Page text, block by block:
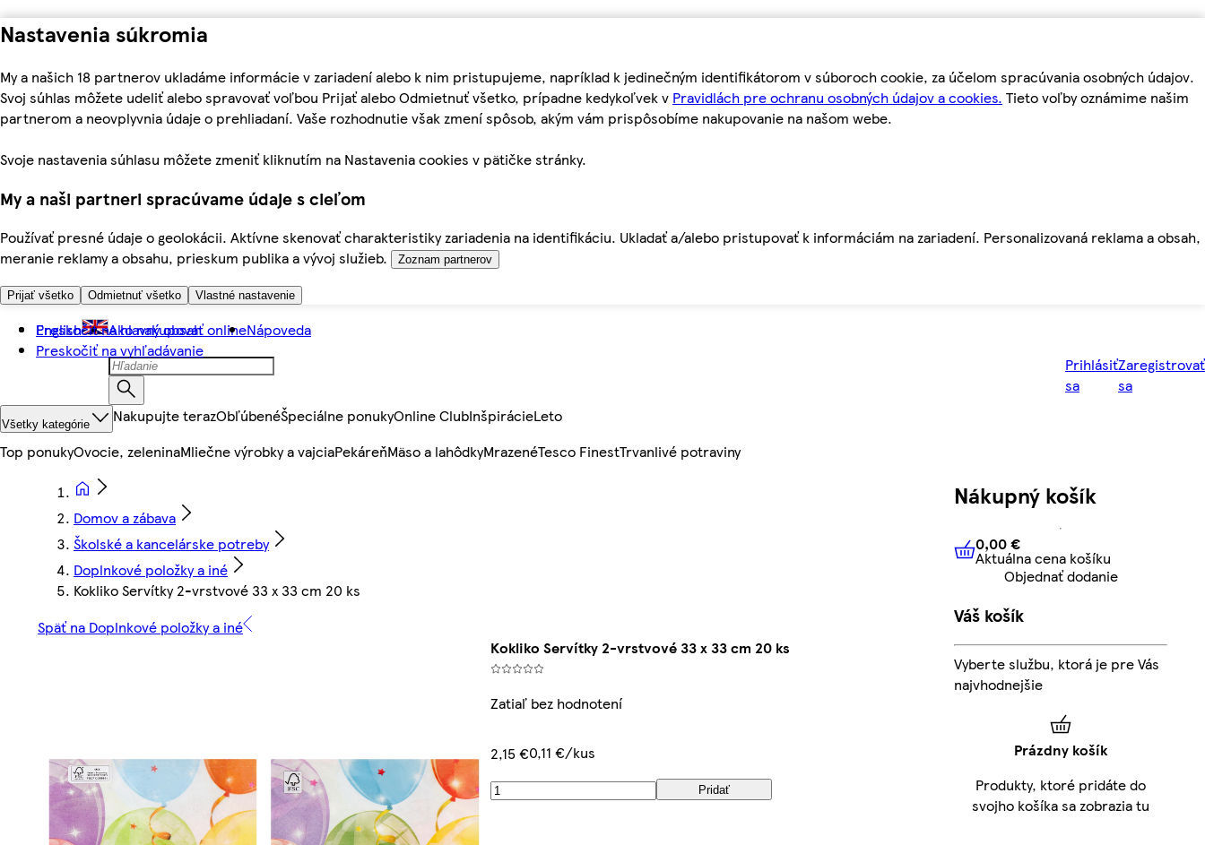
Nastavenia súkromia
My a našich 18 partnerov ukladáme informácie v zariadení alebo k nim pristupujeme, napríklad k jedinečným identifikátorom v súboroch cookie, za účelom spracúvania osobných údajov.
Svoj súhlas môžete udeliť alebo spravovať voľbou Prijať alebo Odmietnuť všetko, prípadne kedykoľvek v Pravidlách pre ochranu osobných údajov a cookies. Tieto voľby oznámime našim
partnerom a neovplyvnia údaje o prehliadaní. Vaše rozhodnutie však zmení spôsob, akým vám prispôsobíme nakupovanie na našom webe.
Svoje nastavenia súhlasu môžete zmeniť kliknutím na Nastavenia cookies v pätičke stránky.
My a naši partneri spracúvame údaje s cieľom
Používať presné údaje o geolokácii. Aktívne skenovať charakteristiky zariadenia na identifikáciu. Ukladať a/alebo pristupovať k informáciám na zariadení. Personalizovaná reklama a obsah,
meranie reklamy a obsahu, prieskum publika a vývoj služieb.
Zoznam partnerov
Prijať všetko Odmietnuť všetko Vlastné nastavenie
Preskočiť na hlavný obsah
Preskočiť na vyhľadávanie
English Ako nakupovať onlineNápoveda
Prihlásiť
sa
Zaregistrovať
sa
Všetky kategórie Nakupujte terazObľúbenéŠpeciálne ponukyOnline ClubInšpirácieLeto
Top ponukyOvocie, zeleninaMliečne výrobky a vajciaPekáreňMäso a lahôdkyMrazenéTesco FinestTrvanlivé potraviny
Domov a zábava
Školské a kancelárske potreby
Doplnkové položky a iné
Kokliko Servítky 2-vrstvové 33 x 33 cm 20 ks
Späť na Doplnkové položky a iné
Kokliko Servítky 2-vrstvové 33 x 33 cm 20 ks
Zatiaľ bez hodnotení
2,15 €0,11 €/kus
Pridať
Nákupný košík
0,00 € Aktuálna cena košíku
0,00 €
Aktuálna cena košíku
Objednať dodanie
Váš košík
Vyberte službu, ktorá je pre Vás
najvhodnejšie
Prázdny košík
Produkty, ktoré pridáte do
svojho košíka sa zobrazia tu